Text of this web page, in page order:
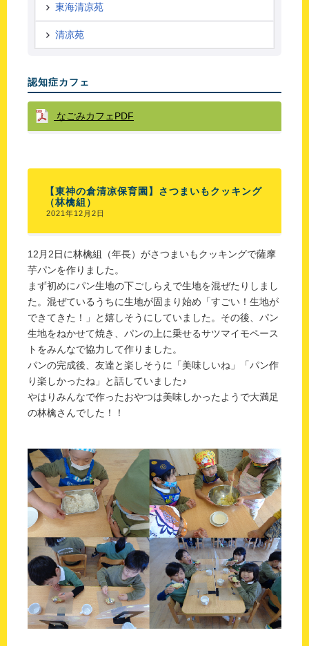
東海清凉苑
清凉苑
認知症カフェ
なごみカフェPDF
【東神の倉清凉保育園】さつまいもクッキング
（林檎組）
2021年12月2日
12月2日に林檎組（年長）がさつまいもクッキングで薩摩
芋パンを作りました。
まず初めにパン生地の下ごしらえで生地を混ぜたりしまし
た。混ぜているうちに生地が固まり始め「すごい！生地が
できてきた！」と嬉しそうにしていました。その後、パン
生地をねかせて焼き、パンの上に乗せるサツマイモペース
トをみんなで協力して作りました。
パンの完成後、友達と楽しそうに「美味しいね」「パン作
り楽しかったね」と話していました♪
やはりみんなで作ったおやつは美味しかったようで大満足
の林檎さんでした！！